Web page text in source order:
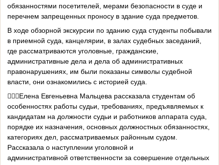
обязанностями посетителей, мерами безопасности в суде и
перечнем запрещенных проносу в здание суда предметов.
В ходе обзорной экскурсии по зданию суда студенты побывали
в приемной суда, канцелярии, в залах судебных заседаний,
где рассматриваются уголовные, гражданские,
административные дела и дела об административных
правонарушениях, им были показаны символы судебной
власти, они ознакомились с историей суда.
👩🏻‍⚖️Елена Евгеньевна Мальцева рассказала студентам об
особенностях работы судьи, требованиях, предъявляемых к
кандидатам на должности судьи и работников аппарата суда,
порядке их назначения, основных должностных обязанностях,
категориях дел, рассматриваемых районным судом.
Рассказала о наступлении уголовной и
административной ответственности за совершение отдельных